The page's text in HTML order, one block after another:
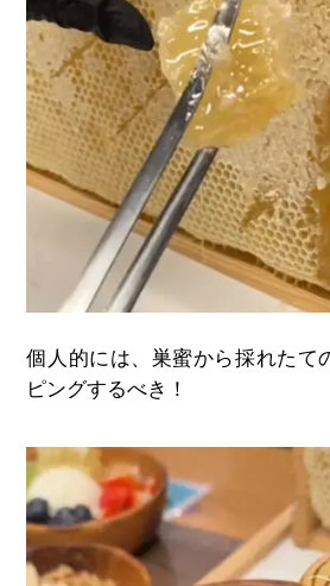
個人的には、巣蜜から採れたて
ピングするべき！